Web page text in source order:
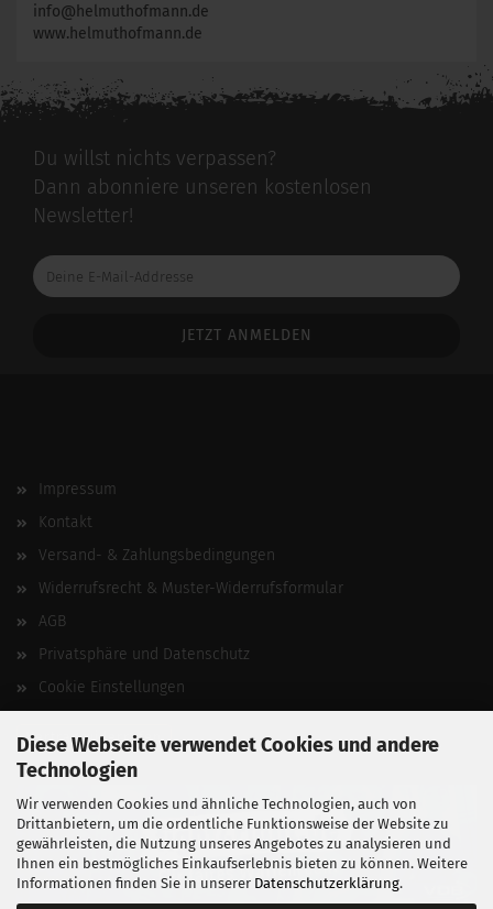
Diese Webseite verwendet Cookies und andere
Technologien
Wir verwenden Cookies und ähnliche Technologien, auch von
Drittanbietern, um die ordentliche Funktionsweise der Website zu
gewährleisten, die Nutzung unseres Angebotes zu analysieren und
Ihnen ein bestmögliches Einkaufserlebnis bieten zu können. Weitere
Informationen finden Sie in unserer Datenschutzerklärung.
info@helmuthofmann.de
www.helmuthofmann.de
Du willst nichts verpassen?
Dann abonniere unseren kostenlosen
Newsletter!
Deine
E-
Impressum
Kontakt
Versand- & Zahlungsbedingungen
Widerrufsrecht & Muster-Widerrufsformular
AGB
Privatsphäre und Datenschutz
Cookie Einstellungen
Vertrag widerrufen